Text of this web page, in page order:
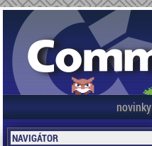
novinky
NAVIGÁTOR